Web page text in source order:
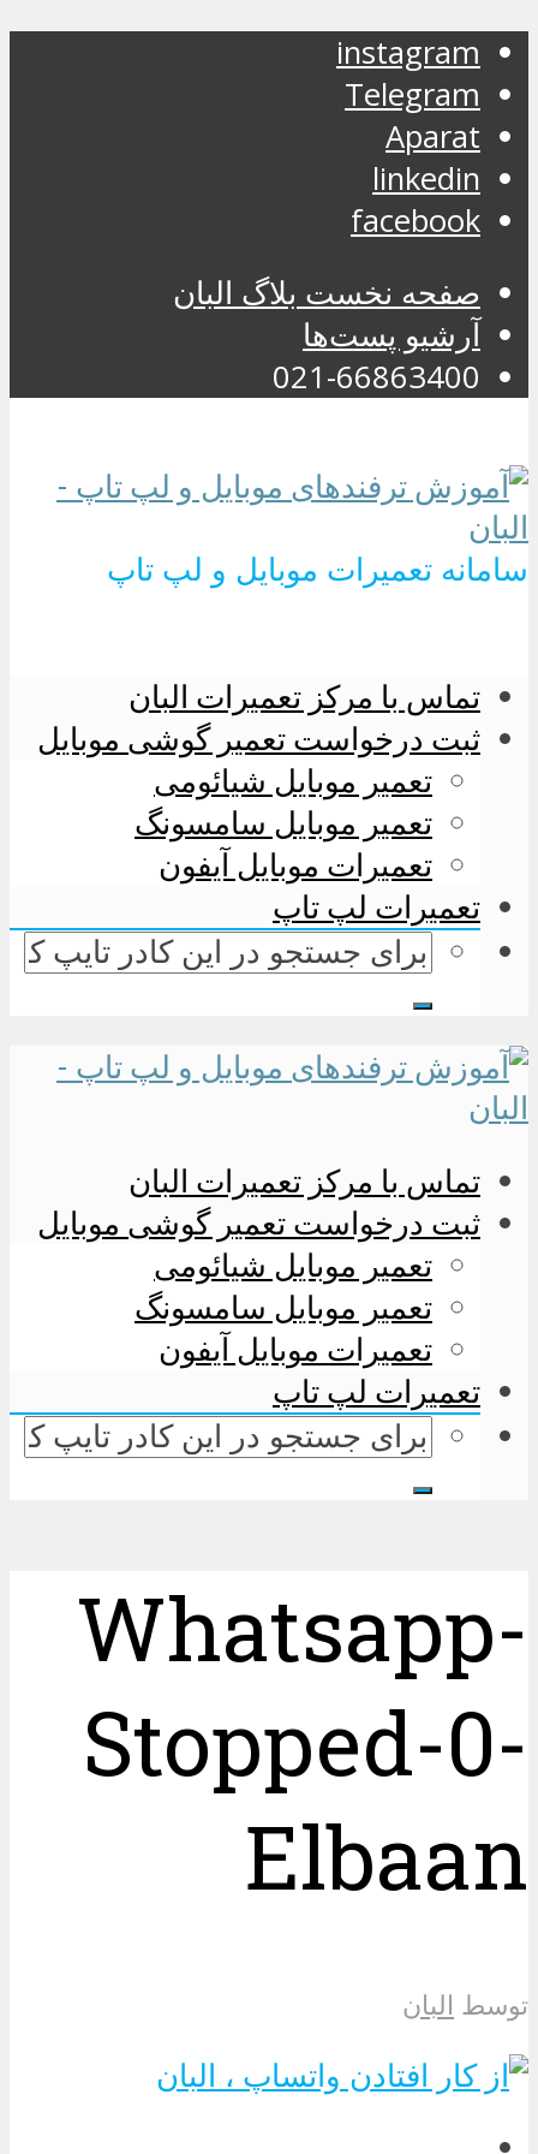
instagram
Telegram
Aparat
linkedin
facebook
صفحه نخست بلاگ البان
آرشیو پست‌ها
021-66863400
سامانه تعمیرات موبایل و لپ تاپ
تماس با مرکز تعمیرات البان
ثبت درخواست تعمیر گوشی موبایل
تعمیر موبایل شیائومی
تعمیر موبایل سامسونگ
تعمیرات موبایل آیفون
تعمیرات لپ تاپ
تماس با مرکز تعمیرات البان
ثبت درخواست تعمیر گوشی موبایل
تعمیر موبایل شیائومی
تعمیر موبایل سامسونگ
تعمیرات موبایل آیفون
تعمیرات لپ تاپ
Whatsapp-
Stopped-0-
Elbaan
توسط البان